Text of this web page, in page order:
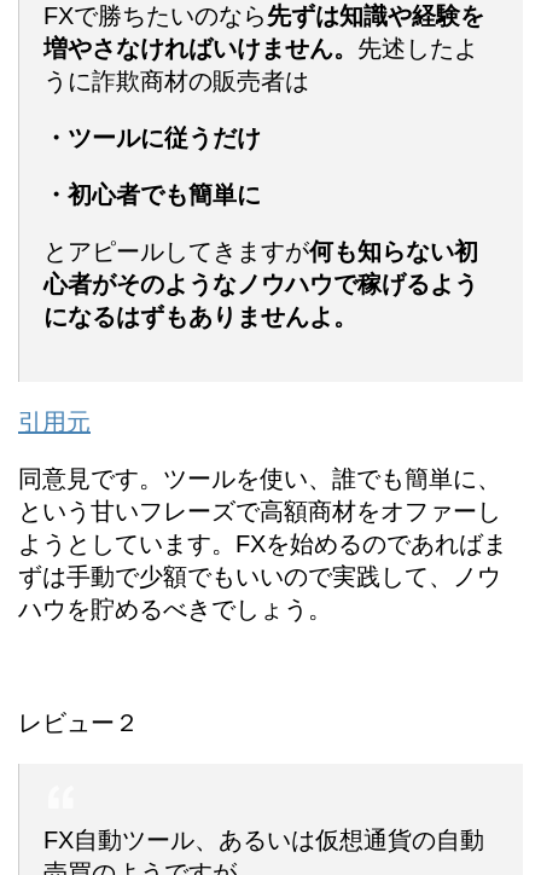
FXで勝ちたいのなら先ずは知識や経験を
増やさなければいけません。 先述したよ
うに詐欺商材の販売者は
・ツールに従うだけ
・初心者でも簡単に
とアピールしてきますが何も知らない初
心者がそのようなノウハウで稼げるよう
になるはずもありませんよ。
引用元
同意見です。ツールを使い、誰でも簡単に、
という甘いフレーズで高額商材をオファーし
ようとしています。FXを始めるのであればま
ずは手動で少額でもいいので実践して、ノウ
ハウを貯めるべきでしょう。
レビュー２
FX自動ツール、あるいは仮想通貨の自動